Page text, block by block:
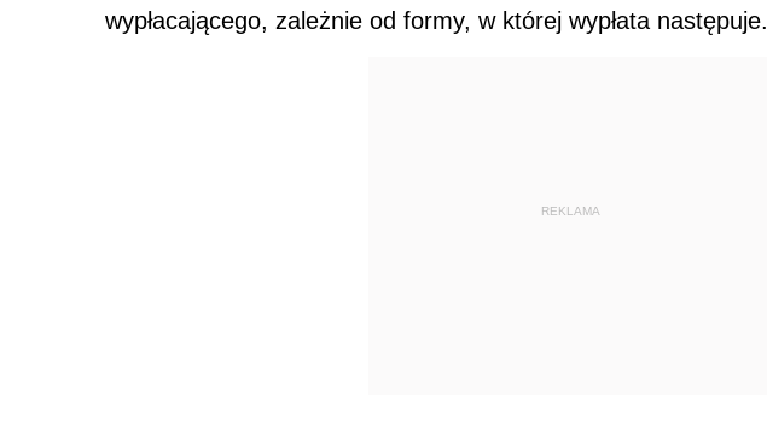
wypłacającego, zależnie od formy, w której wypłata następuje.
REKLAMA